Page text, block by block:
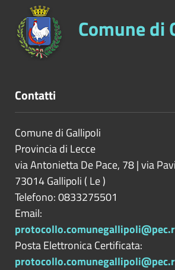
Comune di
Contatti
Comune di Gallipoli
Provincia di Lecce
via Antonietta De Pace, 78 | via
73014Gallipoli ( Le)
Telefono: 0833275501
Email:
Posta Elettronica Certificata: